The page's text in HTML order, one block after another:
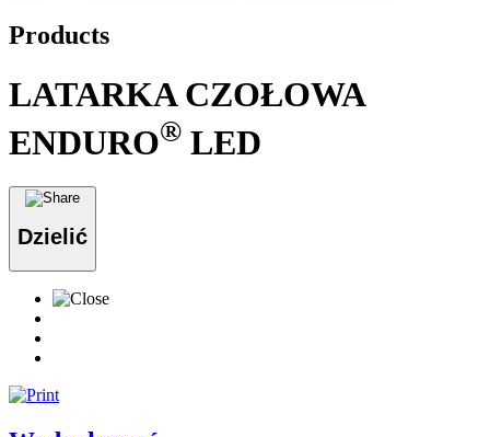
Products
LATARKA CZOŁOWA
ENDURO® LED
Dzielić